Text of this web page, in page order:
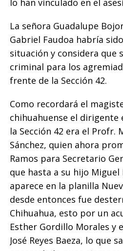
lo han vinculado en el
La señora Guadalupe
Gabriel Faudoa habría
situación y considera que
criminal para los
frente de la Sección 42.
Como recordará el
chihuahuense el dirigente
la Sección 42 era el Profr.
Sánchez, quien ahora
Ramos para Secretario
que hasta a su hijo Miguel
aparece en la planilla
desde entonces fue
Chihuahua, esto por un
Esther Gordillo Morales y
José Reyes Baeza, lo que